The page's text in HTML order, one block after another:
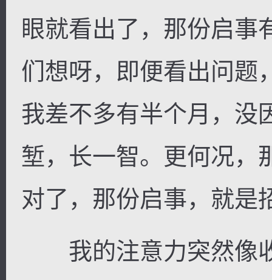
眼就看出了，那份启事
们想呀，即便看出问题
我差不多有半个月，没
堑，长一智。更何况，
对了，那份启事，就是
我的注意力突然像